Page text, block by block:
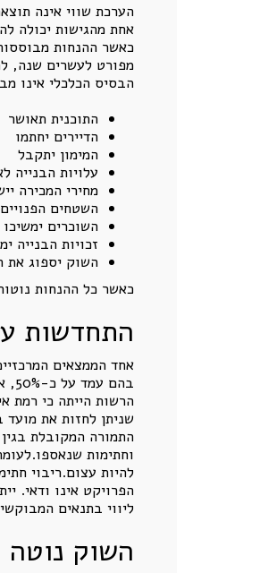
הערכת שווי אינה
אחת מהגישות יכולה
כאשר ההנחות
מפורט לעשרים שנה,
הבסיס הכלכלי אינו
התוכנית תאושר
הדיירים יחתמו
המימון יתקבל
עלויות הבנייה
מחירי המכירה
השטחים
השוכרים
זכויות הבנייה
השוק יספוג את
כאשר כל ההנחות
התחדשות
אחד הממצאים
הרשות הייתה כי רמת
שניתן לחזות את מועד
התמורה המקובלת
וחתימות
להיות עצום.ריבוי
הפרויקט אינו ודאי.
ליווי בתנאים
השוק נוטה